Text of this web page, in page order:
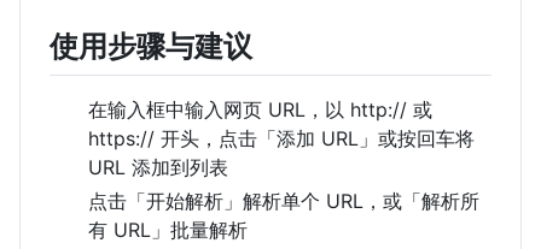
使用步骤与建议
在输入框中输入网页 URL，以 http:// 或
https:// 开头，点击「添加 URL」或按回车将
URL 添加到列表
点击「开始解析」解析单个 URL，或「解析所
有 URL」批量解析